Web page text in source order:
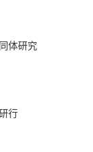
体研究
行